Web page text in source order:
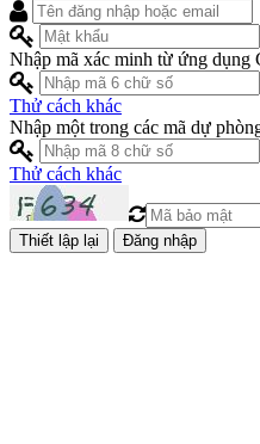
Nhập mã xác minh từ ứng dụng
Thử cách khác
Nhập một trong các mã dự
Thử cách khác
Đăng nhập